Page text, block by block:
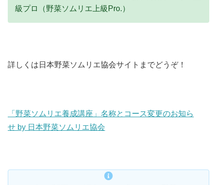
級プロ（野菜ソムリエ上級Pro.）
詳しくは日本野菜ソムリエ協会サイトまでどうぞ！
「野菜ソムリエ養成講座」名称とコース変更のお知ら
せ by 日本野菜ソムリエ協会